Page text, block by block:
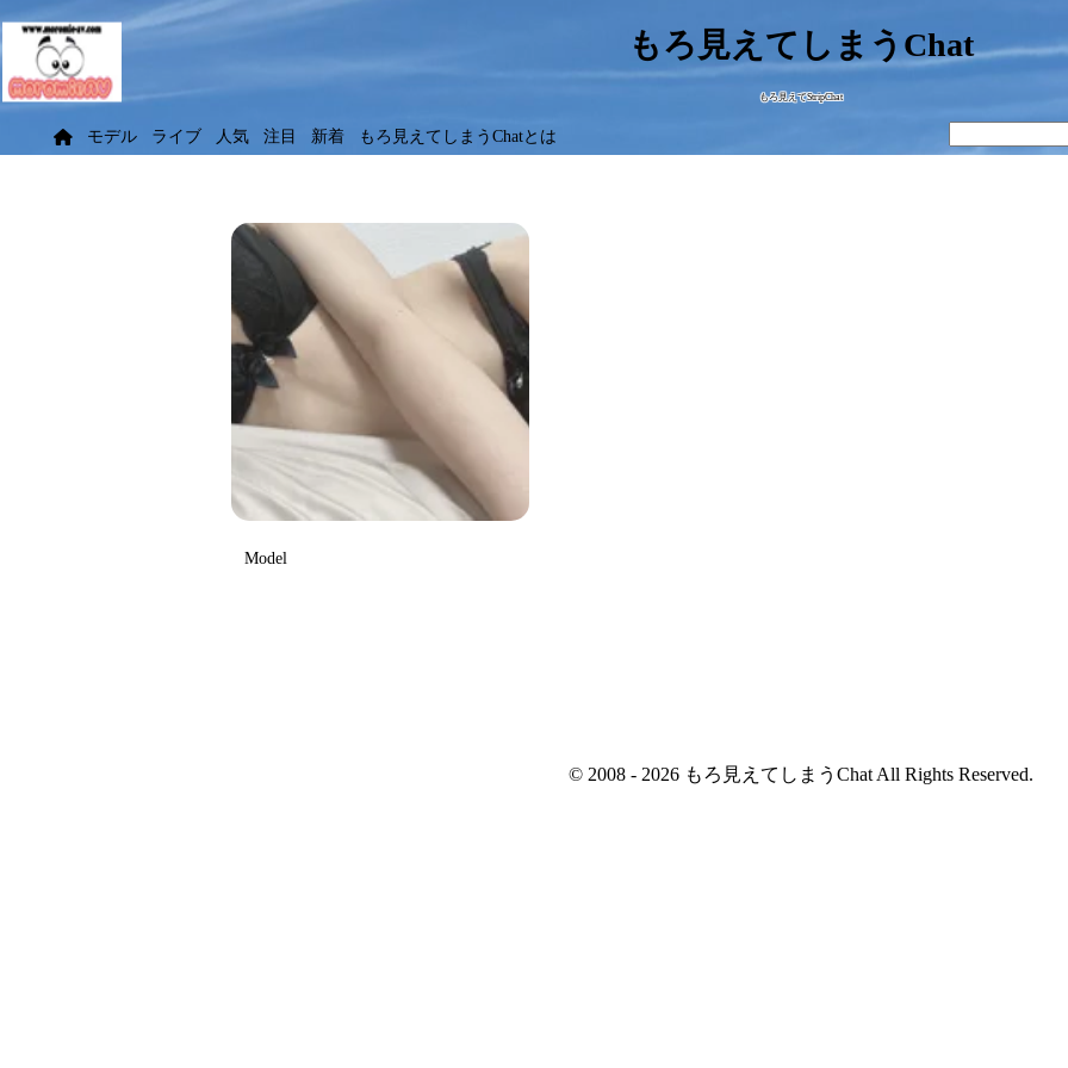
もろ見えてしまうChat
もろ見えてStripChat
モデル ライブ 人気 注目 新着 もろ見えてしまうChatとは
Model
© 2008 - 2026 もろ見えてしまうChat All Rights Reserved.